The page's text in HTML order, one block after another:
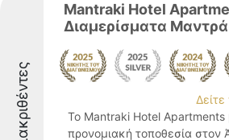
Διακριθέντες
Mantraki Hotel
Διαμερίσματα
Το Mantraki Hotel Apartments
προνομιακή τοποθεσία στον